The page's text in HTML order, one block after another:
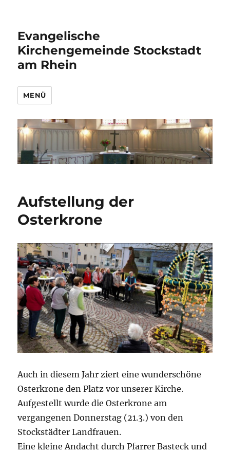
Evangelische
Kirchengemeinde Stockstadt
am Rhein
MENÜ
Aufstellung der
Osterkrone
Auch in diesem Jahr ziert eine wunderschöne
Osterkrone den Platz vor unserer Kirche.
Aufgestellt wurde die Osterkrone am
vergangenen Donnerstag (21.3.) von den
Stockstädter Landfrauen.
Eine kleine Andacht durch Pfarrer Basteck und